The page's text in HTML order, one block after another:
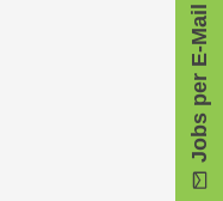
Jobs per E-Mail